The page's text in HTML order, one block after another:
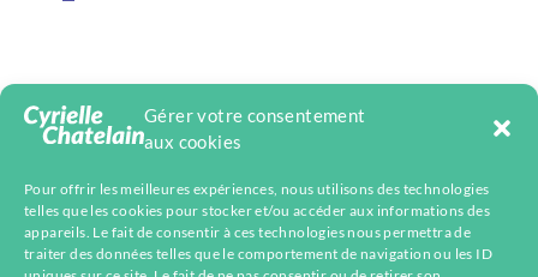
Gérer votre consentement
aux cookies
Pour offrir les meilleures expériences, nous utilisons des technologies
telles que les cookies pour stocker et/ou accéder aux informations des
appareils. Le fait de consentir à ces technologies nous permettra de
traiter des données telles que le comportement de navigation ou les ID
Facebook Mastodon Instagram Telegram YouTube LinkedIn Bluesky